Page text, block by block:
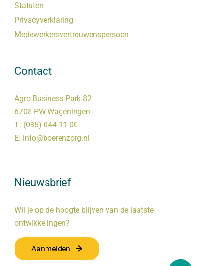
Statuten
Privacyverklaring
Medewerkersvertrouwenspersoon
Contact
Agro Business Park 82
6708 PW Wageningen
T: (085) 044 11 00
E: info@boerenzorg.nl
Nieuwsbrief
Wil je op de hoogte blijven van de laatste
ontwikkelingen?
Aanmelden